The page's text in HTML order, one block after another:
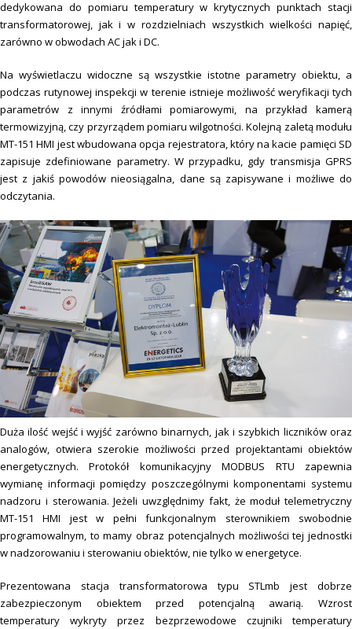
dedykowana do pomiaru temperatury w krytycznych punktach stacji
transformatorowej, jak i w rozdzielniach wszystkich wielkości napięć,
zarówno w obwodach AC jak i DC.
Na wyświetlaczu widoczne są wszystkie istotne parametry obiektu, a
podczas rutynowej inspekcji w terenie istnieje możliwość weryfikacji tych
parametrów z innymi źródłami pomiarowymi, na przykład kamerą
termowizyjną, czy przyrządem pomiaru wilgotności. Kolejną zaletą modułu
MT-151 HMI jest wbudowana opcja rejestratora, który na kacie pamięci SD
zapisuje zdefiniowane parametry. W przypadku, gdy transmisja GPRS
jest z jakiś powodów nieosiągalna, dane są zapisywane i możliwe do
odczytania.
Duża ilość wejść i wyjść zarówno binarnych, jak i szybkich liczników oraz
analogów, otwiera szerokie możliwości przed projektantami obiektów
energetycznych. Protokół komunikacyjny MODBUS RTU zapewnia
wymianę informacji pomiędzy poszczególnymi komponentami systemu
nadzoru i sterowania. Jeżeli uwzględnimy fakt, że moduł telemetryczny
MT-151 HMI jest w pełni funkcjonalnym sterownikiem swobodnie
programowalnym, to mamy obraz potencjalnych możliwości tej jednostki
w nadzorowaniu i sterowaniu obiektów, nie tylko w energetyce.
Prezentowana stacja transformatorowa typu STLmb jest dobrze
zabezpieczonym obiektem przed potencjalną awarią. Wzrost
temperatury wykryty przez bezprzewodowe czujniki temperatury